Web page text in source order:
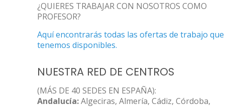
¿QUIERES TRABAJAR CON NOSOTROS COMO
PROFESOR?
Aquí encontrarás todas las ofertas de trabajo que
tenemos disponibles.
NUESTRA RED DE CENTROS
(MÁS DE 40 SEDES EN ESPAÑA):
Andalucía:Algeciras, Almería, Cádiz, Córdoba,